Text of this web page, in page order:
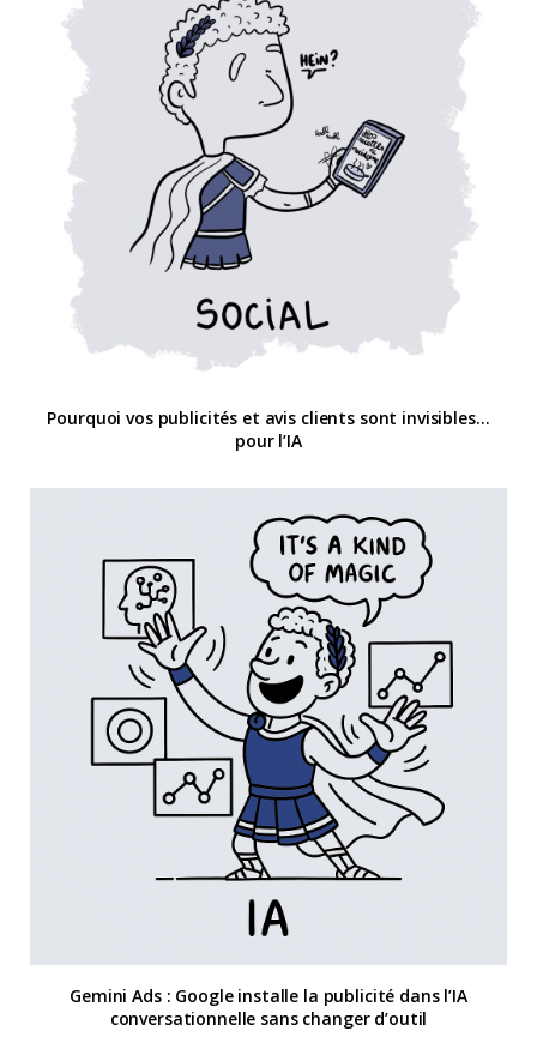
Pourquoi vos publicités et avis clients sont invisibles…
pour l’IA
Gemini Ads : Google installe la publicité dans l’IA
conversationnelle sans changer d’outil